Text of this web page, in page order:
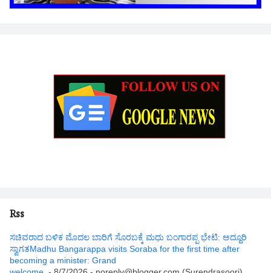
Rss
ಸಚಿವರಾದ ಬಳಿಕ ಮೊದಲ ಬಾರಿಗೆ ಸೊರಬಕ್ಕೆ ಮಧು ಬಂಗಾರಪ್ಪ ಭೇಟಿ: ಅದ್ದೂರಿ
ಸ್ವಾಗತMadhu Bangarappa visits Soraba for the first time after
becoming a minister: Grand